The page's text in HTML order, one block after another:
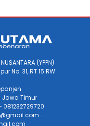
(YPPN)
No. 31, RT 15 RW
Jawa Timur
081232729720
–